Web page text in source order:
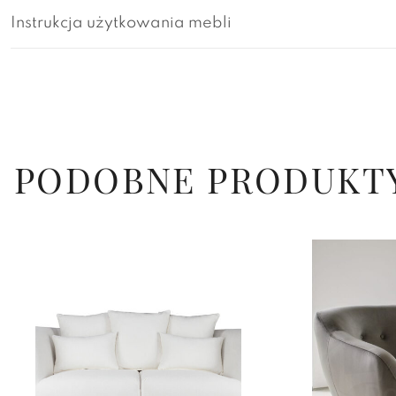
Instrukcja użytkowania mebli
PODOBNE